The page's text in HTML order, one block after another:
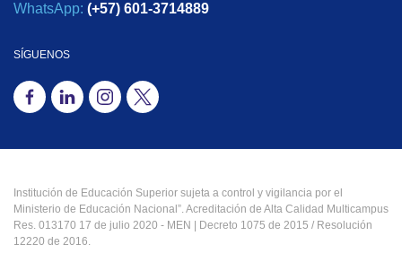
WhatsApp: (+57) 601-3714889
SÍGUENOS
Institución de Educación Superior sujeta a control y vigilancia por el
Ministerio de Educación Nacional”. Acreditación de Alta Calidad Multicampus
Res. 013170 17 de julio 2020 - MEN | Decreto 1075 de 2015 / Resolución
12220 de 2016.